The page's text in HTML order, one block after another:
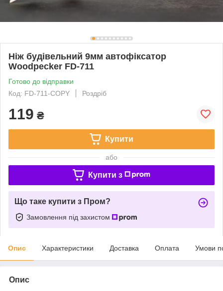
Ніж будівельний 9мм автофіксатор
Woodpecker FD-711
Готово до відправки
Код: FD-711-COPY
Роздріб
119 ₴
Купити
або
Купити з
Що таке купити з Пром?
Замовлення під захистом
Опис Характеристики Доставка Оплата Умови
Опис